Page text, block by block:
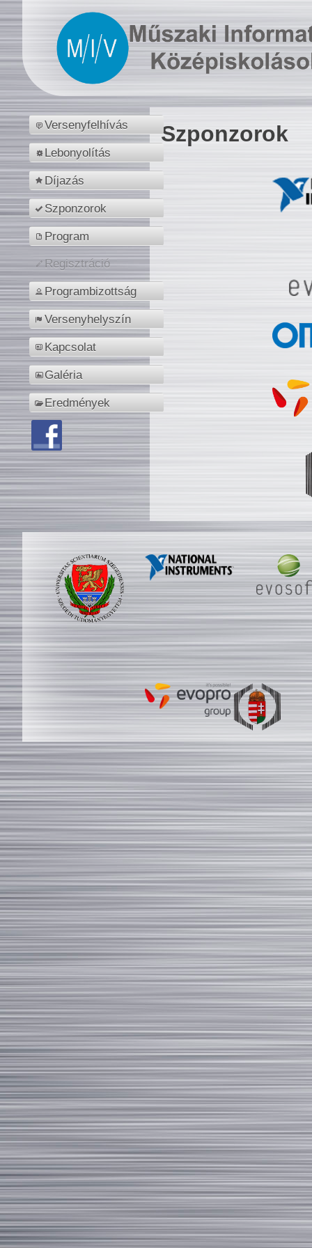
Versenyfelhívás
Lebonyolítás
Díjazás
Szponzorok
Program
Regisztráció
Programbizottság
Versenyhelyszín
Kapcsolat
Galéria
Eredmények
Szponzorok